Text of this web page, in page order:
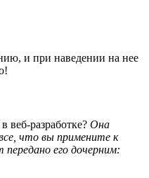
и при наведении на нее
веб-разработке? Она
что вы примените к
передано его дочерним: